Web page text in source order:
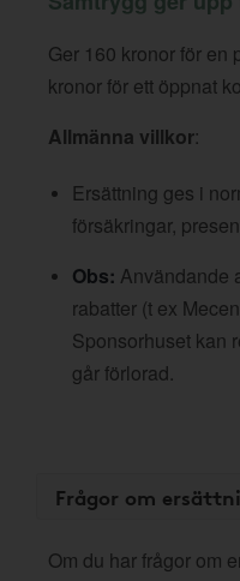
Ger 160 kronor för en
kronor för ett öppnat
Allmänna villkor:
Ersättning ges i
försäkringar,
Obs: Användande
rabatter (t ex
Sponsorhuset kan
går förlorad.
Frågor om
Om du har frågor om